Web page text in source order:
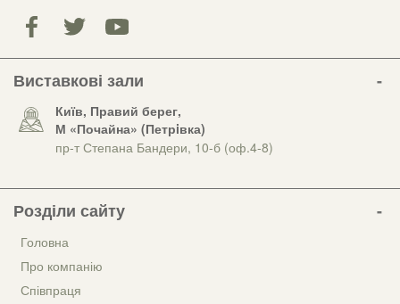
Виставкові зали
Київ, Правий берег,
М «Почайна» (Петрiвка)
пр-т Степана Бандери, 10-б (оф.4-8)
Розділи сайту
Головна
Про компанію
Співпраця